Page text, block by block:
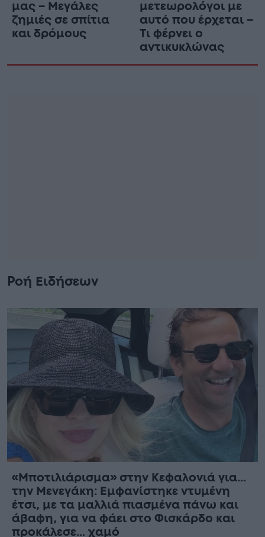
μας – Μεγάλες
ζημιές σε σπίτια
και δρόμους
μετεωρολόγοι με
αυτό που έρχεται –
Τι φέρνει ο
αντικυκλώνας
Ροή Ειδήσεων
«Μποτιλιάρισμα» στην Κεφαλονιά για…
την Μενεγάκη: Εμφανίστηκε ντυμένη
έτσι, με τα μαλλιά πιασμένα πάνω και
άβαφη, για να φάει στο Φισκάρδο και
προκάλεσε… χαμό